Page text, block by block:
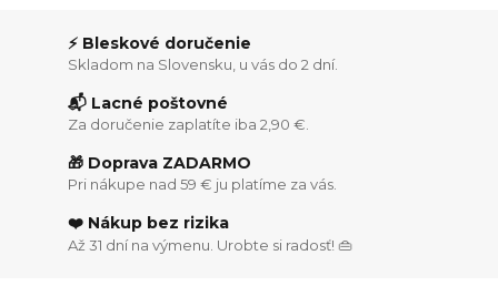
⚡ Bleskové doručenie
Skladom na Slovensku, u vás do 2 dní.
📬 Lacné poštovné
Za doručenie zaplatíte iba 2,90 €.
🎁 Doprava ZADARMO
Pri nákupe nad 59 € ju platíme za vás.
❤️ Nákup bez rizika
Až 31 dní na výmenu. Urobte si radosť! 👜